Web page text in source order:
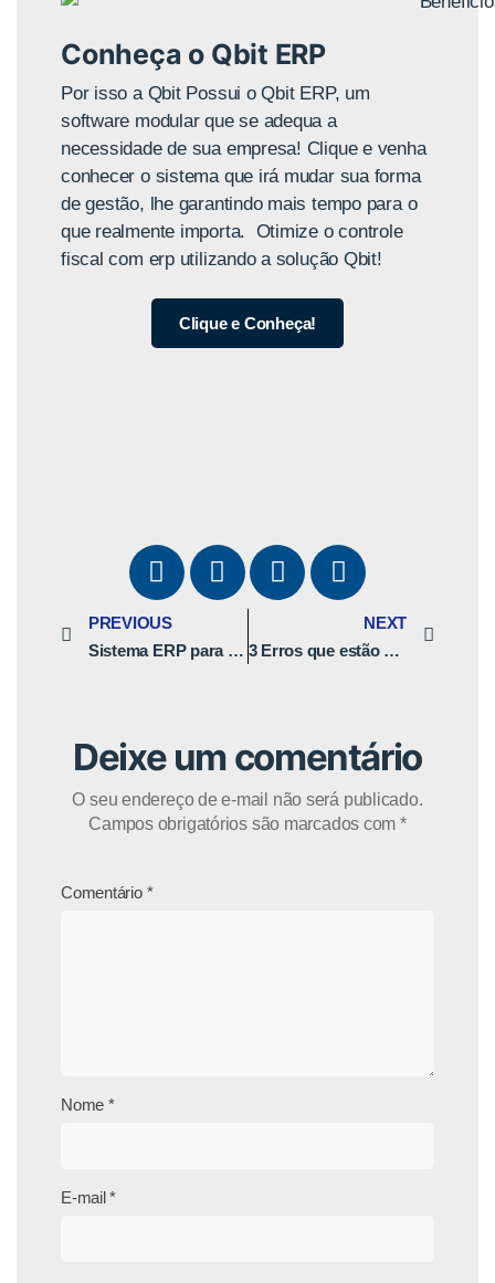
Conheça o Qbit ERP
Por isso a Qbit Possui o Qbit ERP, um
software modular que se adequa a
necessidade de sua empresa! Clique e venha
conhecer o sistema que irá mudar sua forma
de gestão, lhe garantindo mais tempo para o
que realmente importa. Otimize o controle
fiscal com erp utilizando a solução Qbit!
Clique e Conheça!
PREVIOUS
Sistema ERP para empresas de Varejo – O que esperar?
NEXT
3 Erros que estão roubando o lucro do seu Pet Shop
Deixe um comentário
O seu endereço de e-mail não será publicado.
Campos obrigatórios são marcados com *
Comentário *
Nome *
E-mail*